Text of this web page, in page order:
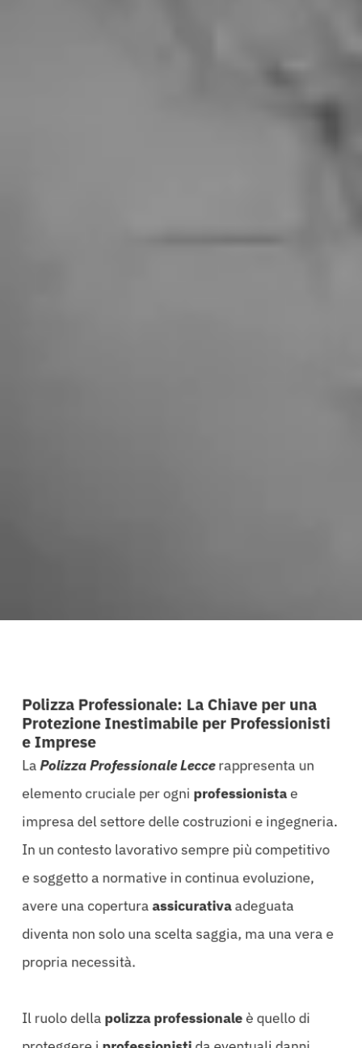
Polizza Professionale: La Chiave per una
Protezione Inestimabile per Professionisti
e Imprese
LaPolizza Professionale Leccerappresenta un
elemento cruciale per ogni professionistae
impresa del settore delle costruzioni e ingegneria.
In un contesto lavorativo sempre più competitivo
e soggetto a normative in continua evoluzione,
avere una coperturaassicurativaadeguata
diventa non solo una scelta saggia, ma una vera e
propria necessità.
Il ruolo della polizza professionale è quello di